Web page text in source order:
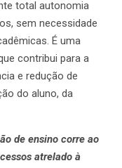
total autonomia
sem necessidade
É uma
contribui para a
e redução de
do aluno, da
de ensino corre ao
atrelado à